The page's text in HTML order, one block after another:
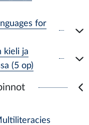
for
kieli ja
(5 op)